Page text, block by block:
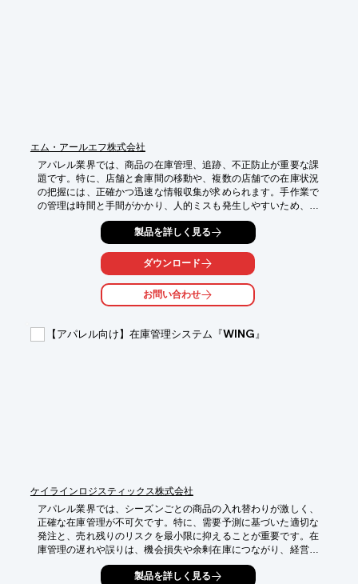
エム・アールエフ株式会社
アパレル業界では、商品の在庫管理、追跡、不正防止が重要な課
題です。特に、店舗と倉庫間の移動や、複数の店舗での在庫状況
の把握には、正確かつ迅速な情報収集が求められます。手作業で
の管理は時間と手間がかかり、人的ミスも発生しやすいため、効
率的な商品管理システムの導入が不可欠です。WINE5は、特定小
電力無線局に対応しており、小型で高い受信感度を持つため、ア
パレル業界の商品管理に最適です。
【活用シーン】
・商品タグへのRFIDタグの貼付
・店舗での在庫確認
・棚卸作業の効率化
製品を詳しく見る
ダウンロード
お問い合わせ
【アパレル向け】在庫管理システム『WING』
ケイラインロジスティックス株式会社
アパレル業界では、シーズンごとの商品の入れ替わりが激しく、
正確な在庫管理が不可欠です。特に、需要予測に基づいた適切な
発注と、売れ残りのリスクを最小限に抑えることが重要です。在
庫管理の遅れや誤りは、機会損失や余剰在庫につながり、経営に
大きな影響を与える可能性があります。在庫管理システム
『WING』は、インターネット環境があれば、どこからでも入庫
製品を詳しく見る